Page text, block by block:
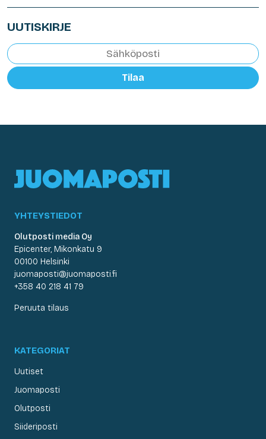
UUTISKIRJE
Tilaa
YHTEYSTIEDOT
Olutposti media Oy
Epicenter, Mikonkatu 9
00100 Helsinki
juomaposti@juomaposti.fi
+358 40 218 41 79
Peruuta tilaus
KATEGORIAT
Uutiset
Juomaposti
Olutposti
Siideriposti